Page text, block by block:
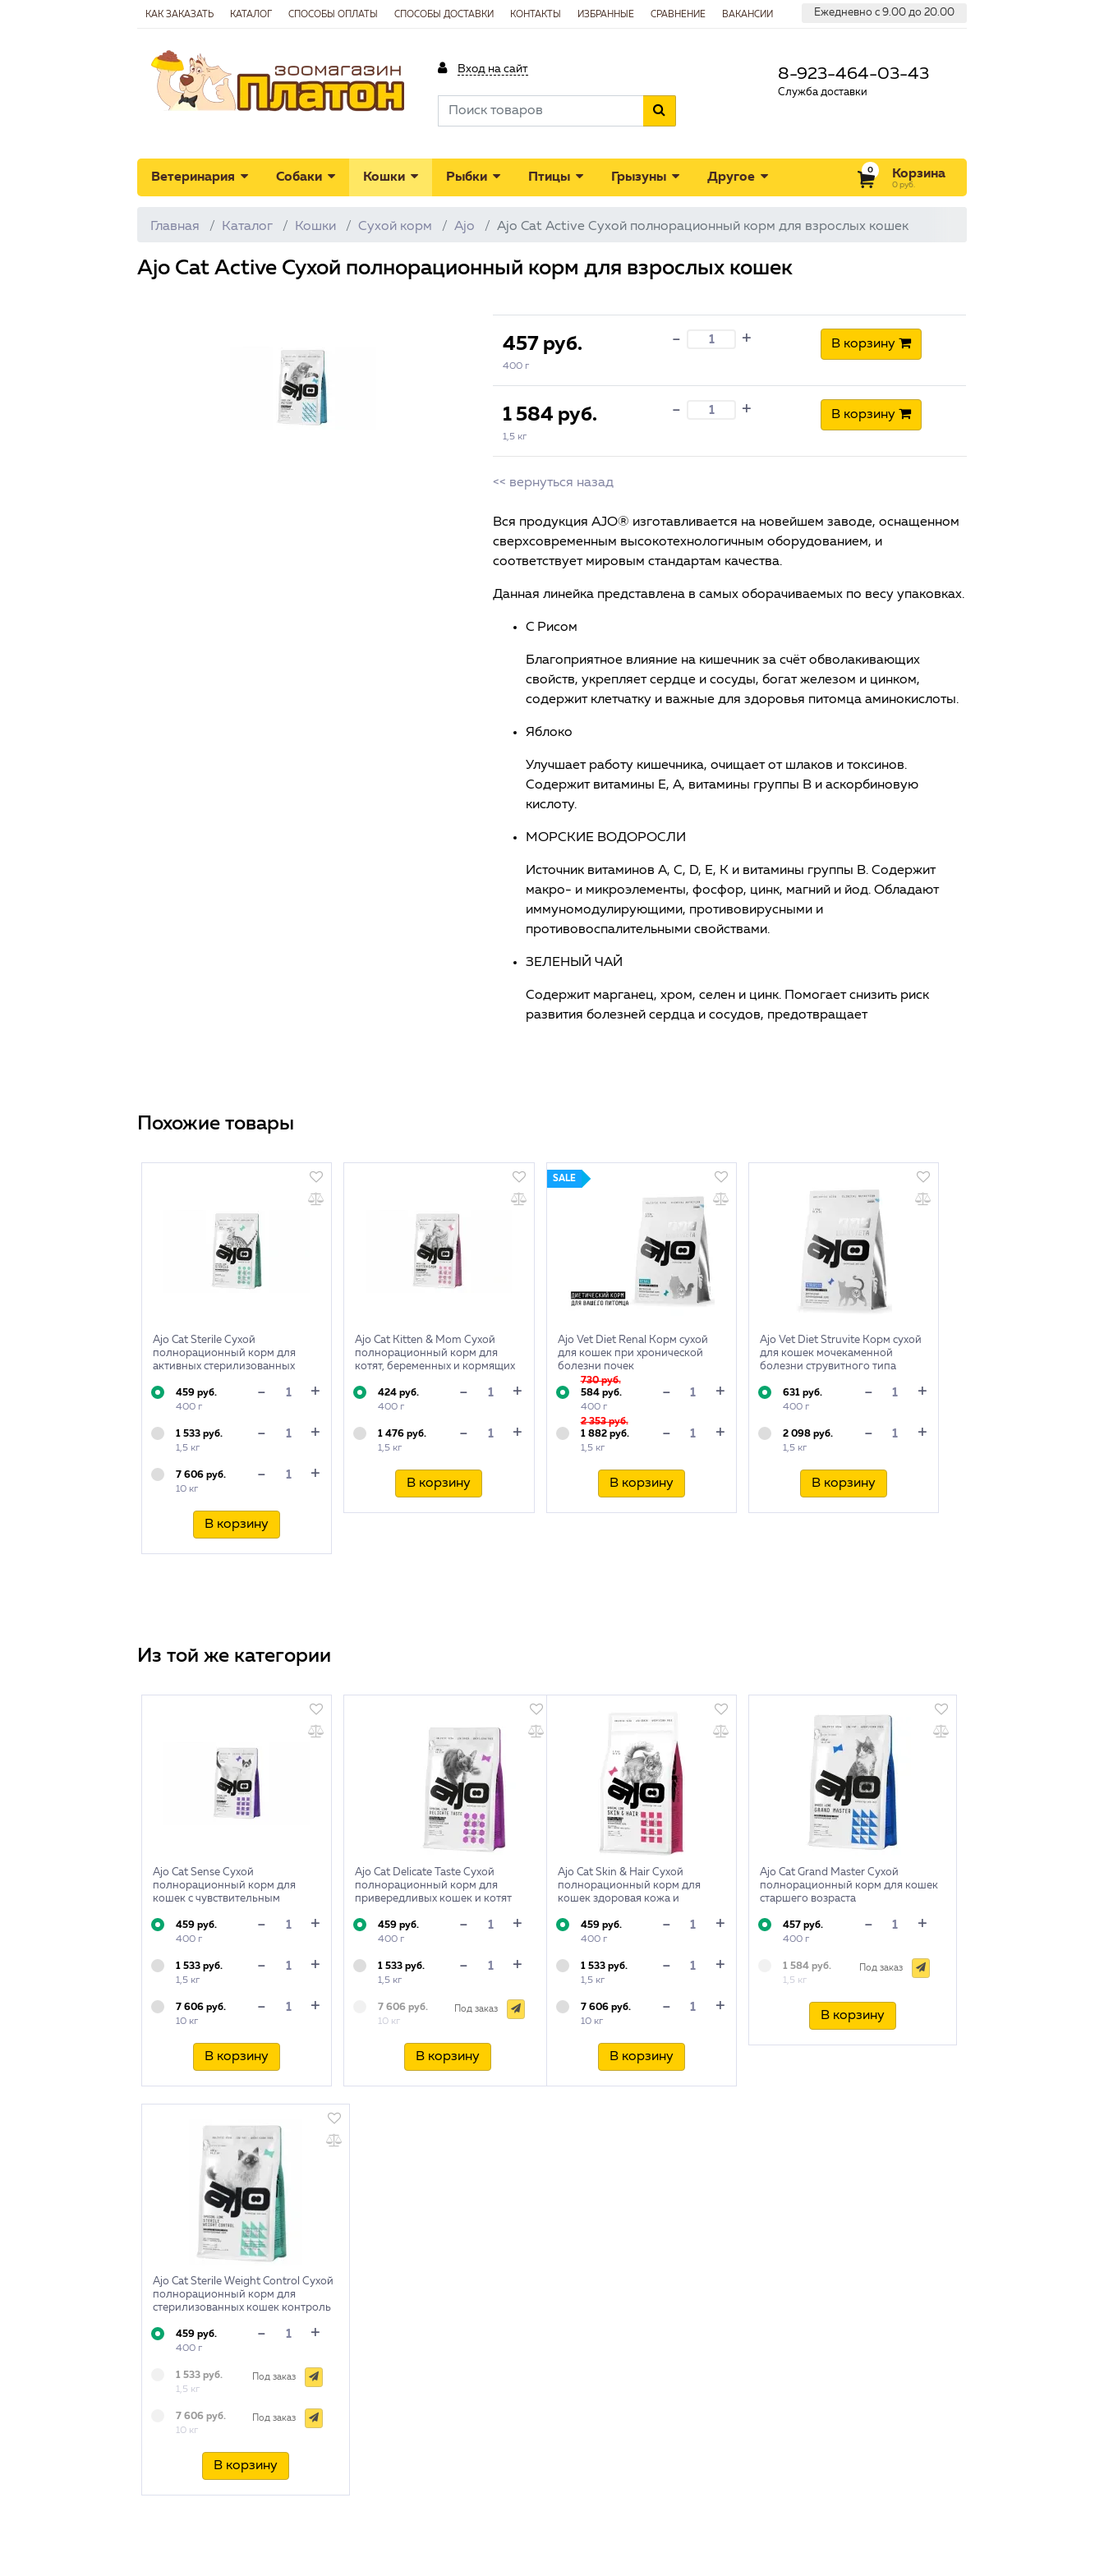
КАК ЗАКАЗАТЬ КАТАЛОГ СПОСОБЫ ОПЛАТЫ СПОСОБЫ ДОСТАВКИ КОНТАКТЫ ИЗБРАННЫЕ СРАВНЕНИЕ ВАКАНСИИ Ежедневно с 9.00 до 20.00
Вход на сайт 8-923-464-03-43
Служба доставки
Ветеринария Собаки Кошки Рыбки Птицы Грызуны Другое Корзина
0 руб.
0
Главная Каталог Кошки Сухой корм Ajo Ajo Cat Аctive Сухой полнорационный корм для взрослых кошек
Ajo Cat Аctive Сухой полнорационный корм для взрослых кошек
457 руб.
400 г
- + В корзину
1 584 руб.
1,5 кг
- + В корзину
<< вернуться назад
Вся продукция AJO® изготавливается на новейшем заводе, оснащенном
сверхсовременным высокотехнологичным оборудованием, и
соответствует мировым стандартам качества.
Данная линейка представлена в самых оборачиваемых по весу упаковках.
C Рисом
Благоприятное влияние на кишечник за счёт обволакивающих
свойств, укрепляет сердце и сосуды, богат железом и цинком,
содержит клетчатку и важные для здоровья питомца аминокислоты.
Яблоко
Улучшает работу кишечника, очищает от шлаков и токсинов.
Содержит витамины E, A, витамины группы B и аскорбиновую
кислоту.
МОРСКИЕ ВОДОРОСЛИ
Источник витаминов А, С, D, E, K и витамины группы B. Содержит
макро- и микроэлементы, фосфор, цинк, магний и йод. Обладают
иммуномодулирующими, противовирусными и
противовоспалительными свойствами.
ЗЕЛЕНЫЙ ЧАЙ
Содержит марганец, хром, селен и цинк. Помогает снизить риск
развития болезней сердца и сосудов, предотвращает
Похожие товары
Ajo Cat Sterile Сухой
полнорационный корм для
активных стерилизованных
459 руб.
400 г
- +
1 533 руб.
1,5 кг
- +
7 606 руб.
10 кг
- +
В корзину
Ajo Cat Kitten & Mom Сухой
полнорационный корм для
котят, беременных и кормящих
424 руб.
400 г
- +
1 476 руб.
1,5 кг
- +
В корзину
SALE
Ajo Vet Diet Renal Корм сухой
для кошек при хронической
болезни почек
730 руб.
584 руб.
400 г
- +
2 353 руб.
1 882 руб.
1,5 кг
- +
В корзину
Ajo Vet Diet Struvite Корм сухой
для кошек мочекаменной
болезни струвитного типа
631 руб.
400 г
- +
2 098 руб.
1,5 кг
- +
В корзину
Из той же категории
Ajo Cat Sense Сухой
полнорационный корм для
кошек с чувствительным
459 руб.
400 г
- +
1 533 руб.
1,5 кг
- +
7 606 руб.
10 кг
- +
В корзину
Ajo Cat Delicate Taste Сухой
полнорационный корм для
привередливых кошек и котят
459 руб.
400 г
- +
1 533 руб.
1,5 кг
- +
7 606 руб.
10 кг
Под заказ
В корзину
Ajo Cat Skin & Hair Сухой
полнорационный корм для
кошек здоровая кожа и
459 руб.
400 г
- +
1 533 руб.
1,5 кг
- +
7 606 руб.
10 кг
- +
В корзину
Ajo Cat Grand Master Сухой
полнорационный корм для кошек
старшего возраста
457 руб.
400 г
- +
1 584 руб.
1,5 кг
Под заказ
В корзину
Ajo Cat Sterile Weight Control Сухой
полнорационный корм для
стерилизованных кошек контроль
459 руб.
400 г
- +
1 533 руб.
1,5 кг
Под заказ
7 606 руб.
10 кг
Под заказ
В корзину